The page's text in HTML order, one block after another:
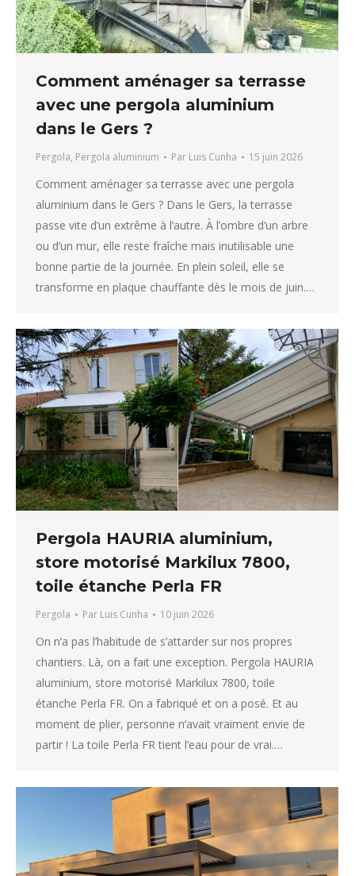
Comment aménager sa terrasse
avec une pergola aluminium
dans le Gers ?
Pergola, Pergola aluminium Par Luis Cunha 15 juin 2026
Comment aménager sa terrasse avec une pergola
aluminium dans le Gers ? Dans le Gers, la terrasse
passe vite d’un extrême à l’autre. À l’ombre d’un arbre
ou d’un mur, elle reste fraîche mais inutilisable une
bonne partie de la journée. En plein soleil, elle se
transforme en plaque chauffante dès le mois de juin.…
Pergola HAURIA aluminium,
store motorisé Markilux 7800,
toile étanche Perla FR
Pergola Par Luis Cunha 10 juin 2026
On n’a pas l’habitude de s’attarder sur nos propres
chantiers. Là, on a fait une exception. Pergola HAURIA
aluminium, store motorisé Markilux 7800, toile
étanche Perla FR. On a fabriqué et on a posé. Et au
moment de plier, personne n’avait vraiment envie de
partir ! La toile Perla FR tient l’eau pour de vrai.…